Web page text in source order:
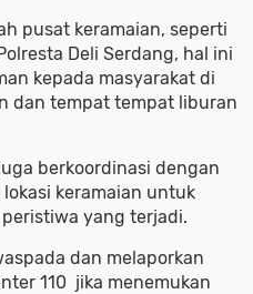
pusat keramaian, seperti
Deli Serdang, hal ini
kepada masyarakat di
dan tempat tempat liburan
berkoordinasi dengan
keramaian untuk
yang terjadi.
dan melaporkan
110 jika menemukan